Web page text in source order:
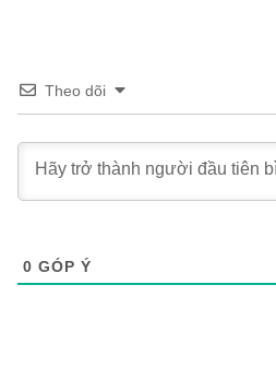
Theo dõi
0 GÓP Ý